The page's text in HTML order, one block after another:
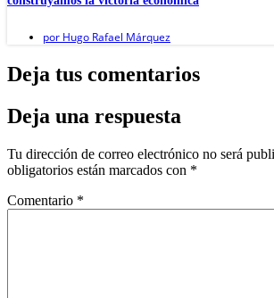
por Hugo Rafael Márquez
Deja tus comentarios
Deja una respuesta
Tu dirección de correo electrónico no será
obligatorios están marcados con *
Comentario *